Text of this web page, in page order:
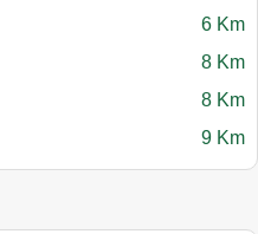
6 Km
8 Km
8 Km
9 Km